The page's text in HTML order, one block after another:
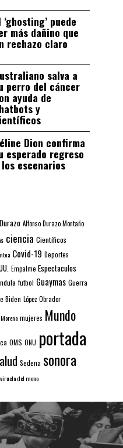
‘ghosting’ puede
más dañino que
rechazo claro
salva a
perro del cáncer
ayuda de
y
Dion confirma
esperado regreso
escenarios
Alfonso Durazo Montaño
ciencia Científicos
Covid-19 Deportes
Empalme Espectaculos
futbol Guaymas Guerra
Biden López Obrador
Morena mujeres Mundo
OMS ONU portada
Sedena sonora
viruela del mono